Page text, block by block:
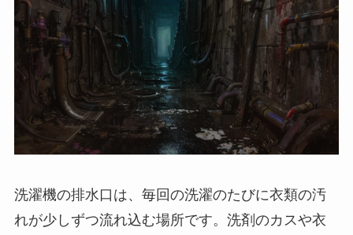
洗濯機の排水口は、毎回の洗濯のたびに衣類の汚
れが少しずつ流れ込む場所です。洗剤のカスや衣